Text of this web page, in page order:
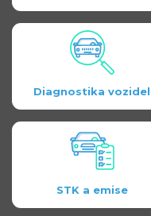
Diagnostika vozidel
STK a emise